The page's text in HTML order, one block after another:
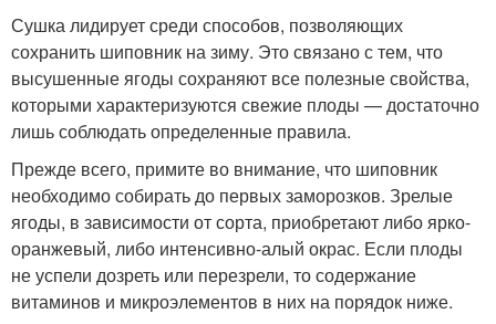
Сушка лидирует среди способов, позволяющих
сохранить шиповник на зиму. Это связано с тем, что
высушенные ягоды сохраняют все полезные свойства,
которыми характеризуются свежие плоды — достаточно
лишь соблюдать определенные правила.
Прежде всего, примите во внимание, что шиповник
необходимо собирать до первых заморозков. Зрелые
ягоды, в зависимости от сорта, приобретают либо ярко-
оранжевый, либо интенсивно-алый окрас. Если плоды
не успели дозреть или перезрели, то содержание
витаминов и микроэлементов в них на порядок ниже.